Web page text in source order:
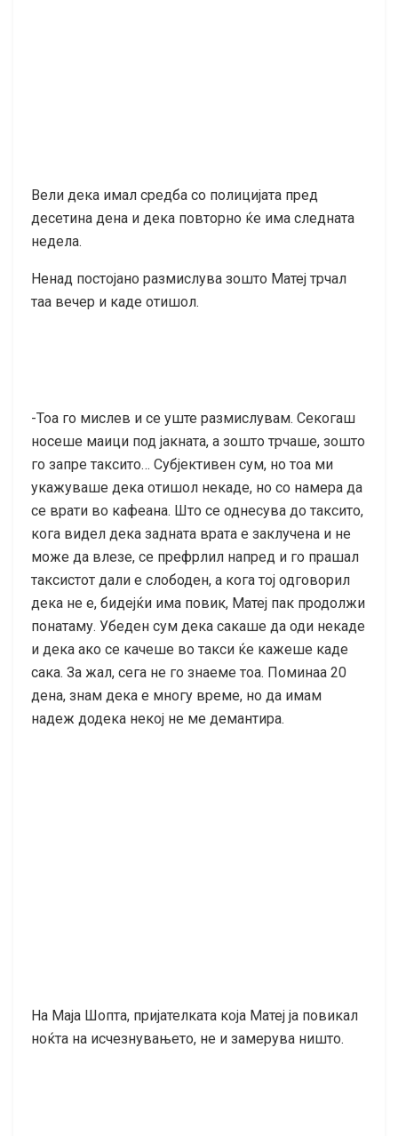
Вели дека имал средба со полицијата пред
десетина дена и дека повторно ќе има следната
недела.
Ненад постојано размислува зошто Матеј трчал
таа вечер и каде отишол.
-Тоа го мислев и се уште размислувам. Секогаш
носеше маици под јакната, а зошто трчаше, зошто
го запре таксито… Субјективен сум, но тоа ми
укажуваше дека отишол некаде, но со намера да
се врати во кафеана. Што се однесува до таксито,
кога видел дека задната врата е заклучена и не
може да влезе, се префрлил напред и го прашал
таксистот дали е слободен, а кога тој одговорил
дека не е, бидејќи има повик, Матеј пак продолжи
понатаму. Убеден сум дека сакаше да оди некаде
и дека ако се качеше во такси ќе кажеше каде
сака. За жал, сега не го знаеме тоа. Поминаа 20
дена, знам дека е многу време, но да имам
надеж додека некој не ме демантира.
На Маја Шопта, пријателката која Матеј ја повикал
ноќта на исчезнувањето, не и замерува ништо.